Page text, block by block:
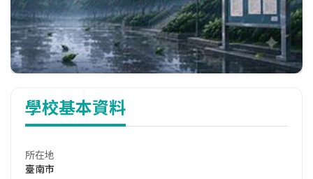
學校基本資料
所在地
臺南市